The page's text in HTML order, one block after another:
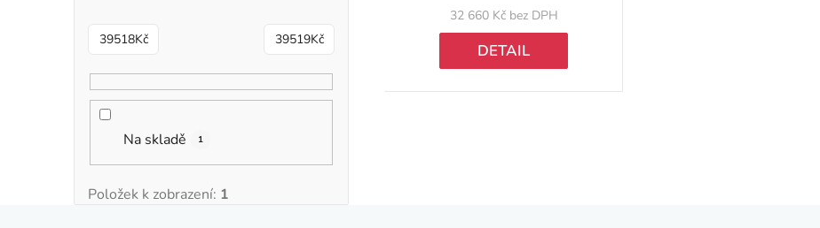
39518Kč 39519Kč
Na skladě 1
Položek k zobrazení: 1
t
32 660 Kč bez DPH
DETAIL